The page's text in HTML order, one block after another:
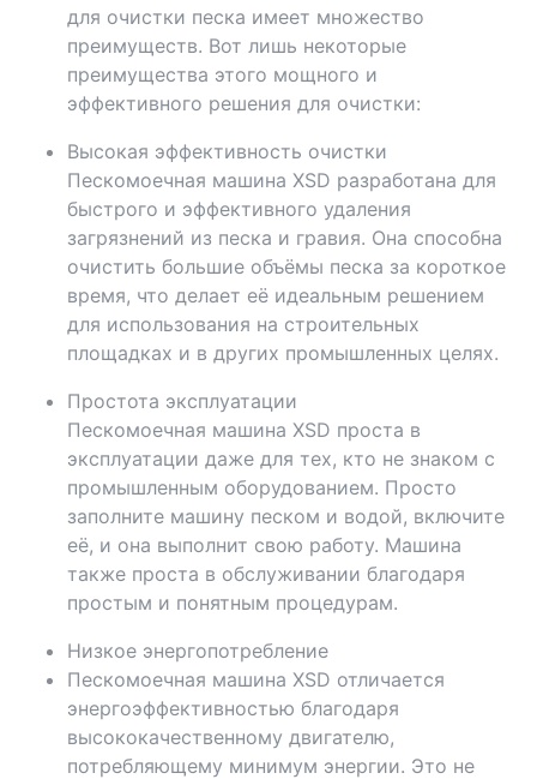
для очистки песка имеет множество
преимуществ. Вот лишь некоторые
преимущества этого мощного и
эффективного решения для очистки:
Высокая эффективность очистки
Пескомоечная машина XSD разработана для
быстрого и эффективного удаления
загрязнений из песка и гравия. Она способна
очистить большие объёмы песка за короткое
время, что делает её идеальным решением
для использования на строительных
площадках и в других промышленных целях.
Простота эксплуатации
Пескомоечная машина XSD проста в
эксплуатации даже для тех, кто не знаком с
промышленным оборудованием. Просто
заполните машину песком и водой, включите
её, и она выполнит свою работу. Машина
также проста в обслуживании благодаря
простым и понятным процедурам.
Низкое энергопотребление
Пескомоечная машина XSD отличается
энергоэффективностью благодаря
высококачественному двигателю,
потребляющему минимум энергии. Это не